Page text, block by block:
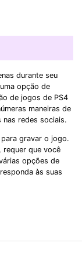
durante seu
opção de
de jogos de PS4
maneiras de
redes sociais.
gravar o jogo.
requer que você
opções de
às suas